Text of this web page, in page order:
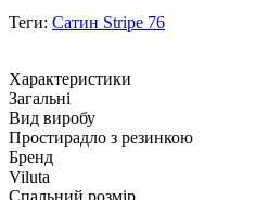
Теги: Сатин Stripe 76
Характеристики
Загальні
Вид виробу
Простирадло з резинкою
Бренд
Viluta
Спальний розмір